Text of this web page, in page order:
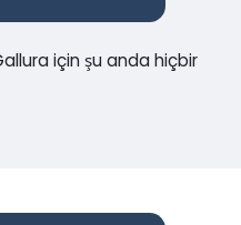
için şu anda hiçbir